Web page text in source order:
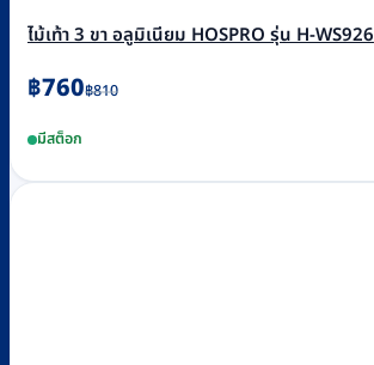
ไม้เท้า 3 ขา อลูมิเนียม HOSPRO รุ่น H-WS926
฿810
Original
was:
฿810.
฿760
Current
is:
฿760.
มีสต็อก